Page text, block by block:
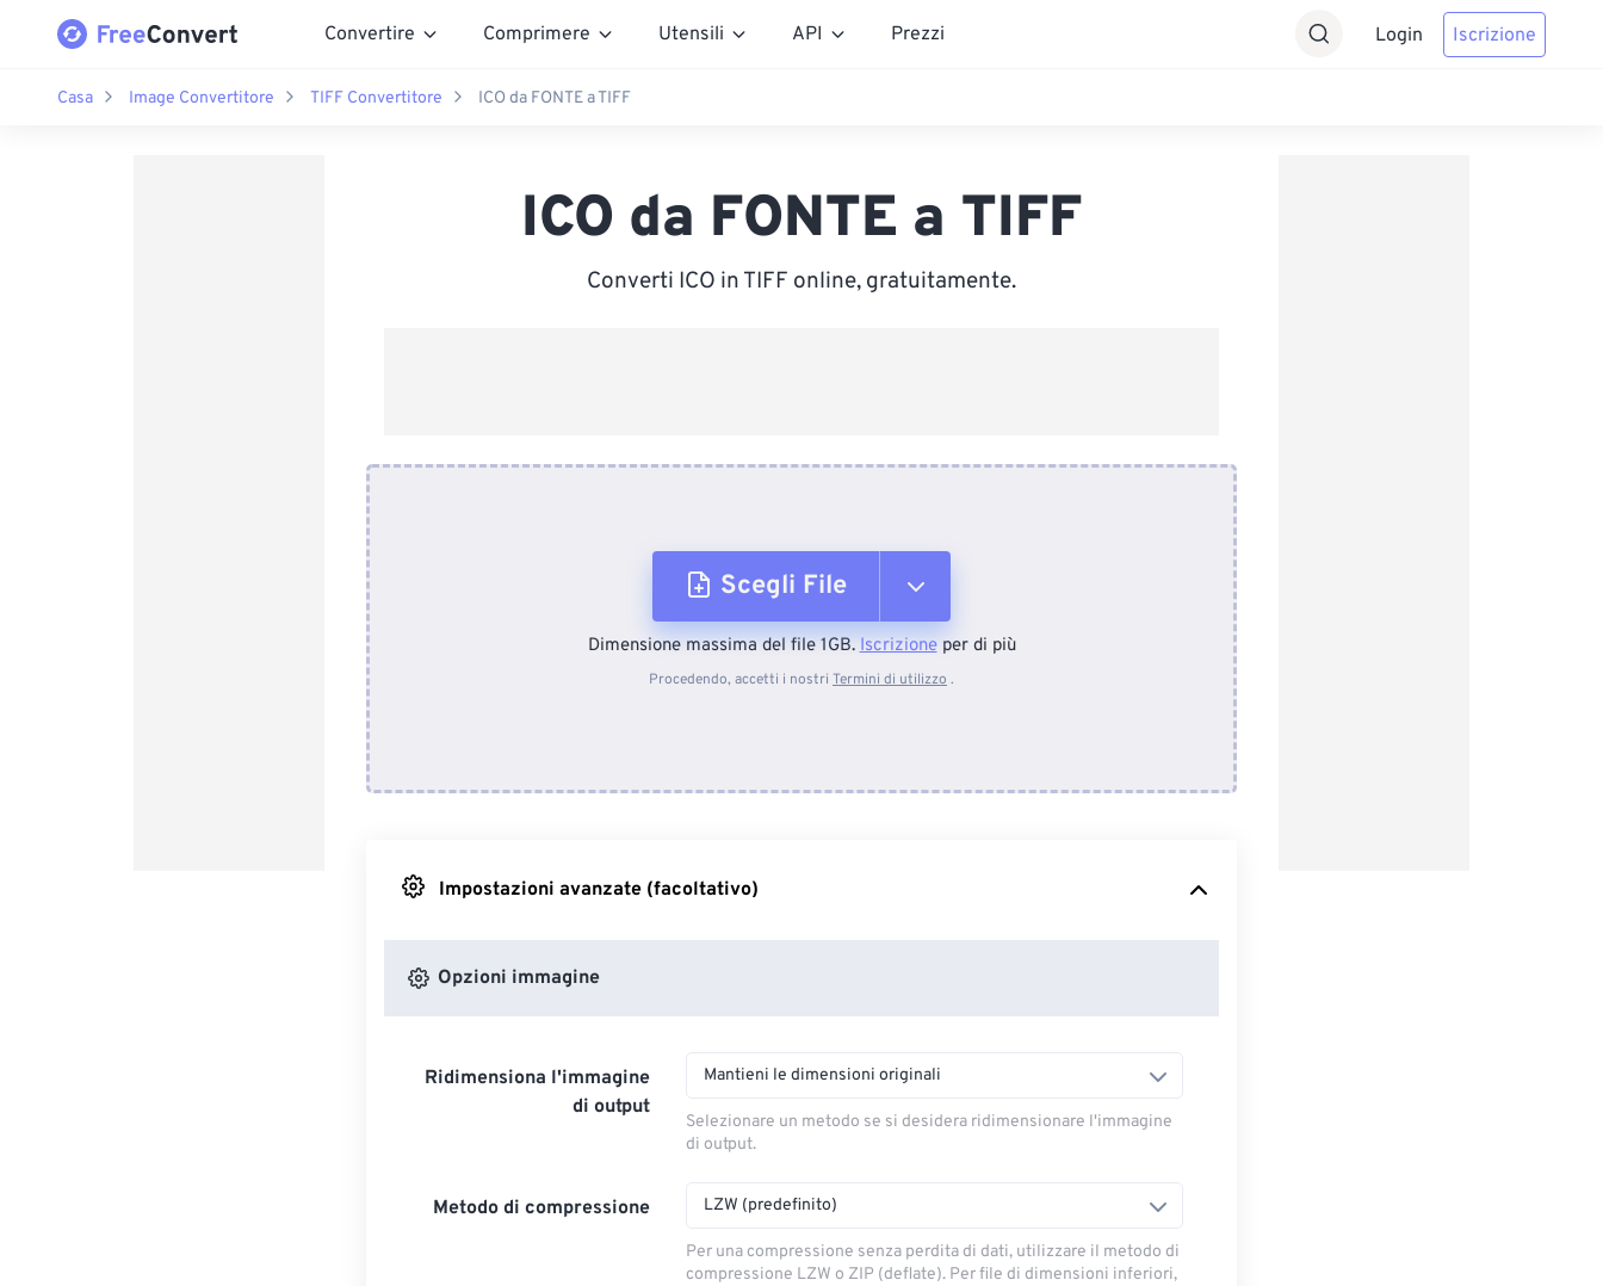
Convertire Comprimere Utensili API Prezzi Login Iscrizione
Casa Image Convertitore TIFF Convertitore ICO da FONTE a TIFF
ICO da FONTE a TIFF
Converti ICO in TIFF online, gratuitamente.
Scegli File
Dal dispositivo
Dimensione massima del file 1GB.Iscrizioneper di più
Procedendo, accetti i nostri Termini di utilizzo .
Impostazioni avanzate (facoltativo)
Opzioni immagine
Ridimensiona l'immagine
di output
Mantieni le dimensioni originali
Selezionare un metodo se si desidera ridimensionare l'immagine
di output.
Metodo di compressione LZW (predefinito)
Per una compressione senza perdita di dati, utilizzare il metodo di
compressione LZW o ZIP (deflate). Per file di dimensioni inferiori,